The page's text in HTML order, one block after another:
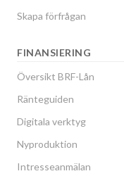
Skapa förfrågan
FINANSIERING
Översikt BRF-Lån
Ränteguiden
Digitala verktyg
Nyproduktion
Intresseanmälan